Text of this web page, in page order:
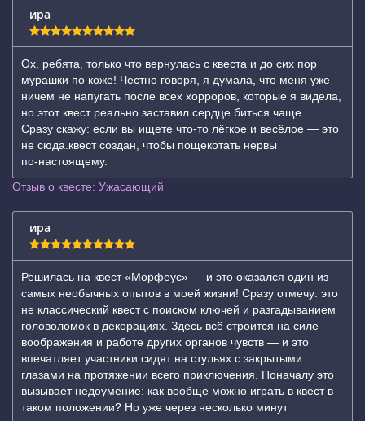
ира
Ох, ребята, только что вернулась с квеста и до сих пор
мурашки по коже! Честно говоря, я думала, что меня уже
ничем не напугать после всех хорроров, которые я видела,
но этот квест реально заставил сердце биться чаще.
Сразу скажу: если вы ищете что‑то лёгкое и весёлое — это
не сюда.квест создан, чтобы пощекотать нервы
по‑настоящему.
Отзыв о квесте: Ужасающий
ира
Решилась на квест «Морфеус» — и это оказался один из
самых необычных опытов в моей жизни! Сразу отмечу: это
не классический квест с поиском ключей и разгадыванием
головоломок в декорациях. Здесь всё строится на силе
воображения и работе других органов чувств — и это
впечатляет участники сидят на стульях с закрытыми
глазами на протяжении всего приключения. Поначалу это
вызывает недоумение: как вообще можно играть в квест в
таком положении? Но уже через несколько минут